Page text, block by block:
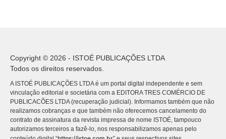
Copyright © 2026 - ISTOÉ PUBLICAÇÕES LTDA
Todos os direitos reservados.
A ISTOÉ PUBLICAÇÕES LTDA é um portal digital independente e sem
vinculação editorial e societária com a EDITORA TRES COMÉRCIO DE
PUBLICACÕES LTDA (recuperação judicial). Informamos também que não
realizamos cobranças e que também não oferecemos cancelamento do
contrato de assinatura da revista impressa de nome ISTOÉ, tampouco
autorizamos terceiros a fazê-lo, nos responsabilizamos apenas pelo